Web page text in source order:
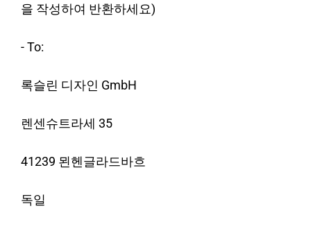
을 작성하여 반환하세요)
- To:
록슬린 디자인 GmbH
렌센슈트라세 35
41239 묀헨글라드바흐
독일